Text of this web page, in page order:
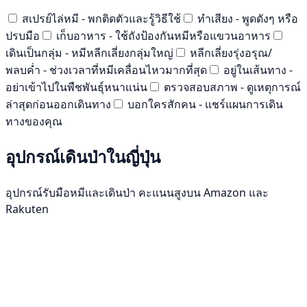
สเปรย์ไล่หมี - พกติดตัวและรู้วิธีใช้
ทำเสียง - พูดดังๆ หรือ
ปรบมือ
เก็บอาหาร - ใช้ถังป้องกันหมีหรือแขวนอาหาร
เดินเป็นกลุ่ม - หมีหลีกเลี่ยงกลุ่มใหญ่
หลีกเลี่ยงรุ่งอรุณ/
พลบค่ำ - ช่วงเวลาที่หมีเคลื่อนไหวมากที่สุด
อยู่ในเส้นทาง -
อย่าเข้าไปในพืชพันธุ์หนาแน่น
ตรวจสอบสภาพ - ดูเหตุการณ์
ล่าสุดก่อนออกเดินทาง
บอกใครสักคน - แชร์แผนการเดิน
ทางของคุณ
อุปกรณ์เดินป่าในญี่ปุ่น
อุปกรณ์รับมือหมีและเดินป่า คะแนนสูงบน Amazon และ
Rakuten